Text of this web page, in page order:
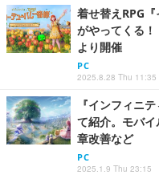
着せ替えRPG
がやってくる
より開催
PC
2025.8.28 Thu 11:35
『インフィニ
て紹介。モバ
章改善など
PC
2025.1.9 Thu 23:15